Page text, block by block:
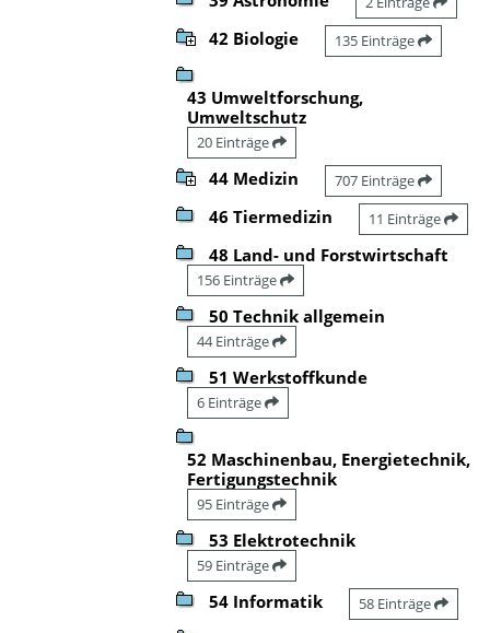
42 Biologie 135 Einträge
43 Umweltforschung,
Umweltschutz
20 Einträge
44 Medizin 707 Einträge
46 Tiermedizin 11 Einträge
48 Land- und Forstwirtschaft
156 Einträge
50 Technik allgemein
44 Einträge
51 Werkstoffkunde
6 Einträge
52 Maschinenbau, Energietechnik,
Fertigungstechnik
95 Einträge
53 Elektrotechnik
59 Einträge
54 Informatik 58 Einträge